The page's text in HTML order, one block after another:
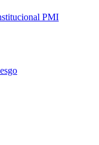
PMI